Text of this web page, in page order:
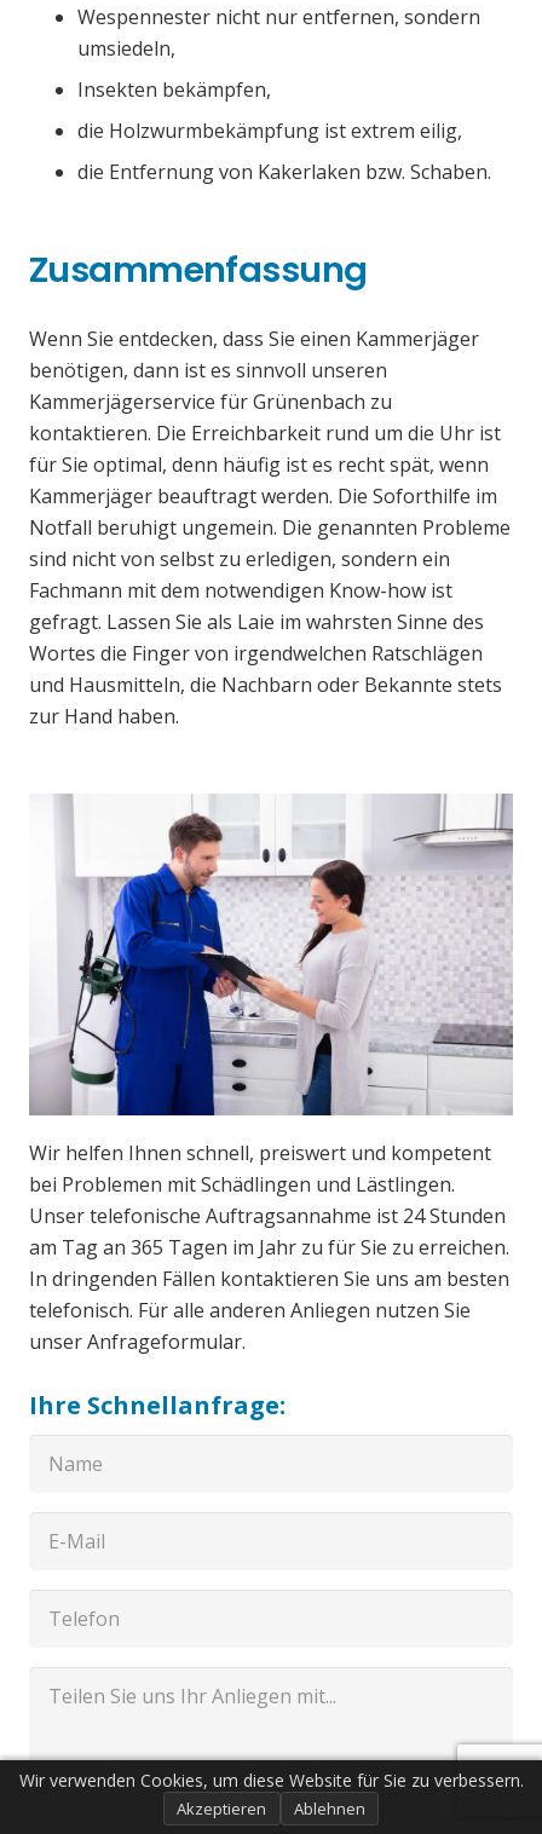
Wespennester nicht nur entfernen, sondern
umsiedeln,
Insekten bekämpfen,
die Holzwurmbekämpfung ist extrem eilig,
die Entfernung von Kakerlaken bzw. Schaben.
Zusammenfassung
Wenn Sie entdecken, dass Sie einen Kammerjäger
benötigen, dann ist es sinnvoll unseren
Kammerjägerservice für Grünenbach zu
kontaktieren. Die Erreichbarkeit rund um die Uhr ist
für Sie optimal, denn häufig ist es recht spät, wenn
Kammerjäger beauftragt werden. Die Soforthilfe im
Notfall beruhigt ungemein. Die genannten Probleme
sind nicht von selbst zu erledigen, sondern ein
Fachmann mit dem notwendigen Know-how ist
gefragt. Lassen Sie als Laie im wahrsten Sinne des
Wortes die Finger von irgendwelchen Ratschlägen
und Hausmitteln, die Nachbarn oder Bekannte stets
zur Hand haben.
Wir helfen Ihnen schnell, preiswert und kompetent
bei Problemen mit Schädlingen und Lästlingen.
Unser telefonische Auftragsannahme ist 24 Stunden
am Tag an 365 Tagen im Jahr zu für Sie zu erreichen.
In dringenden Fällen kontaktieren Sie uns am besten
telefonisch. Für alle anderen Anliegen nutzen Sie
unser Anfrageformular.
Ihre Schnellanfrage:
Wir verwenden Cookies, um diese Website für Sie zu verbessern.
Akzeptieren Ablehnen